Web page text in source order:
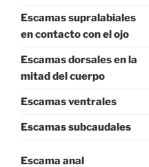
Escamas supralabiales
en contacto con el ojo
Escamas dorsales en la
mitad del cuerpo
Escamas ventrales
Escamas subcaudales
Escama anal